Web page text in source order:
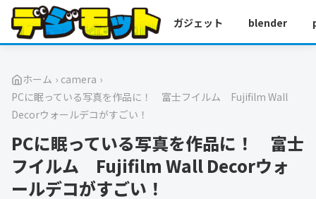
ガジェット blender
ホーム › camera ›
PCに眠っている写真を作品に！ 富士フイルム Fujifilm Wall
Decorウォールデコがすごい！
PCに眠っている写真を作品に！ 富士
フイルム Fujifilm Wall Decorウォ
ールデコがすごい！